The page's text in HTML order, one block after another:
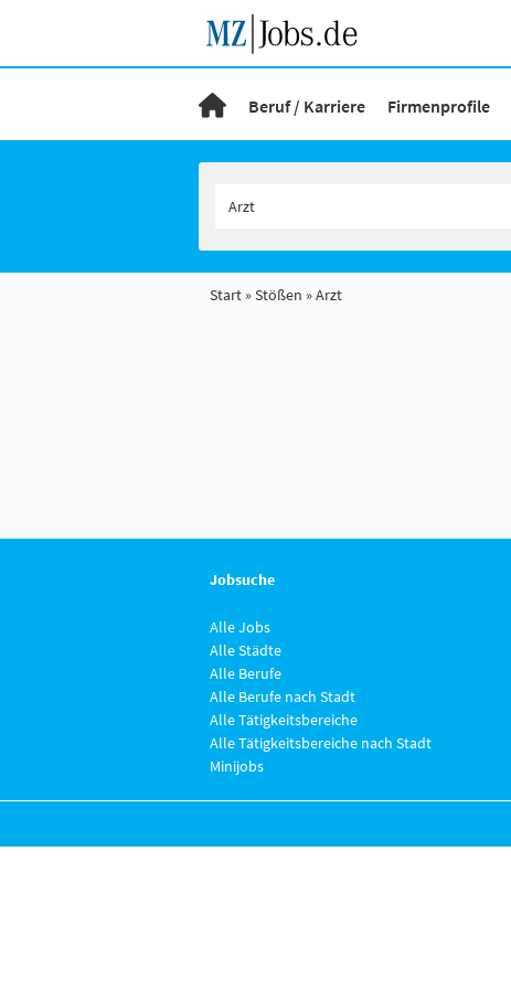
Beruf / Karriere Firmenprofile
Start Stößen Arzt
Jobsuche
Alle Jobs
Alle Städte
Alle Berufe
Alle Berufe nach Stadt
Alle Tätigkeitsbereiche
Alle Tätigkeitsbereiche nach Stadt
Minijobs